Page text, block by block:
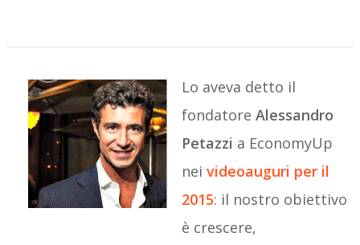
Lo aveva detto il
fondatore Alessandro
Petazzi a EconomyUp
nei videoauguri per il
2015: il nostro obiettivo
è crescere,